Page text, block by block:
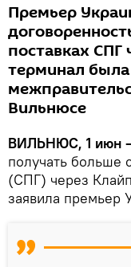
Премьер
поставках СПГ
терминал
Вильнюсе
ВИЛЬНЮС, 1 июн
получать больше
(СПГ) через
заявила премьер